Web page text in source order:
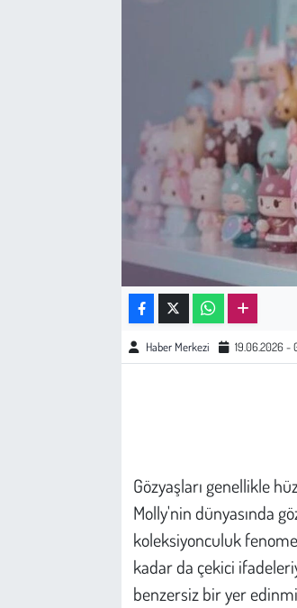
Haber Merkezi 19.06.2026 -
Gözyaşları genellikle
Molly'nin dünyasında
koleksiyonculuk
kadar da çekici
benzersiz bir yer
Kültür Sanat
Bilim - Teknoloji
İnsan Hakları
Günün İçinden